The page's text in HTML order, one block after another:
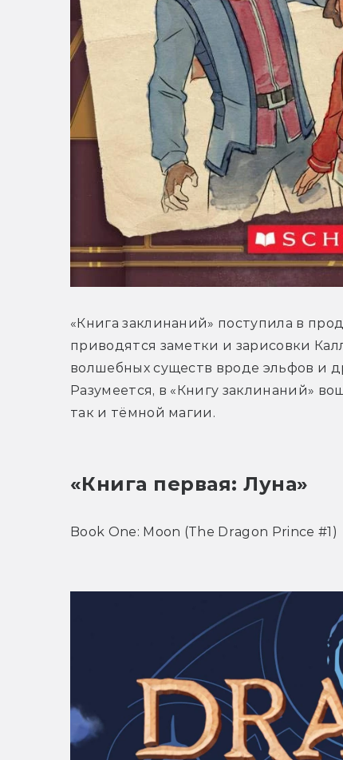
«Книга заклинаний» поступила в
приводятся заметки и зарисовки
волшебных существ вроде эльфов и
Разумеется, в «Книгу заклинаний»
так и тёмной магии.
«Книга первая: Луна»
Book One: Moon (The Dragon Prince #1)